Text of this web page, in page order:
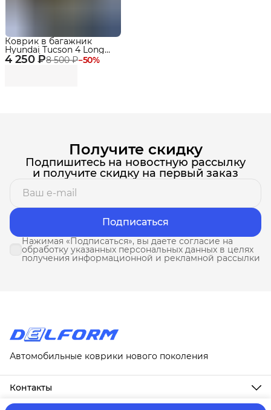
4 250 ₽8 500 ₽−50%
Коврик в багажник
Hyundai Tucson 4 Long
(2020-) / Хендай Туссан 4
ева, эва
Получите скидку
Подпишитесь на новостную рассылку
и получите скидку на первый заказ
Подписаться
Нажимая «Подписаться», вы даете согласие на
обработку указанных персональных данных в целях
получения информационной и рекламной рассылки
Автомобильные коврики нового поколения
Контакты
Адрес